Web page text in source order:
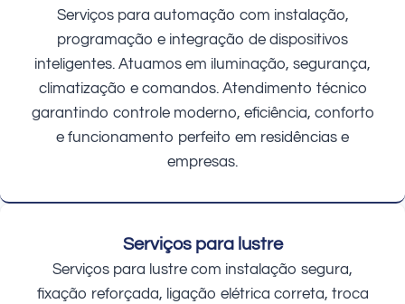
Serviços para automação com instalação,
programação e integração de dispositivos
inteligentes. Atuamos em iluminação, segurança,
climatização e comandos. Atendimento técnico
garantindo controle moderno, eficiência, conforto
e funcionamento perfeito em residências e
empresas.
Serviços para lustre
Serviços para lustre com instalação segura,
fixação reforçada, ligação elétrica correta, troca